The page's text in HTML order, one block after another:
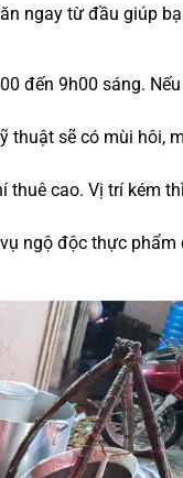
ngay từ đầu giúp
đến 9h00 sáng.
thuật sẽ có mùi hôi,
thuê cao. Vị trí kém
ngộ độc thực phẩm